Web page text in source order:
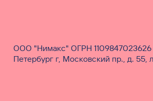
ООО "Нимакс" ОГРН 1109847023626
Петербург г, Московский пр., д. 55,